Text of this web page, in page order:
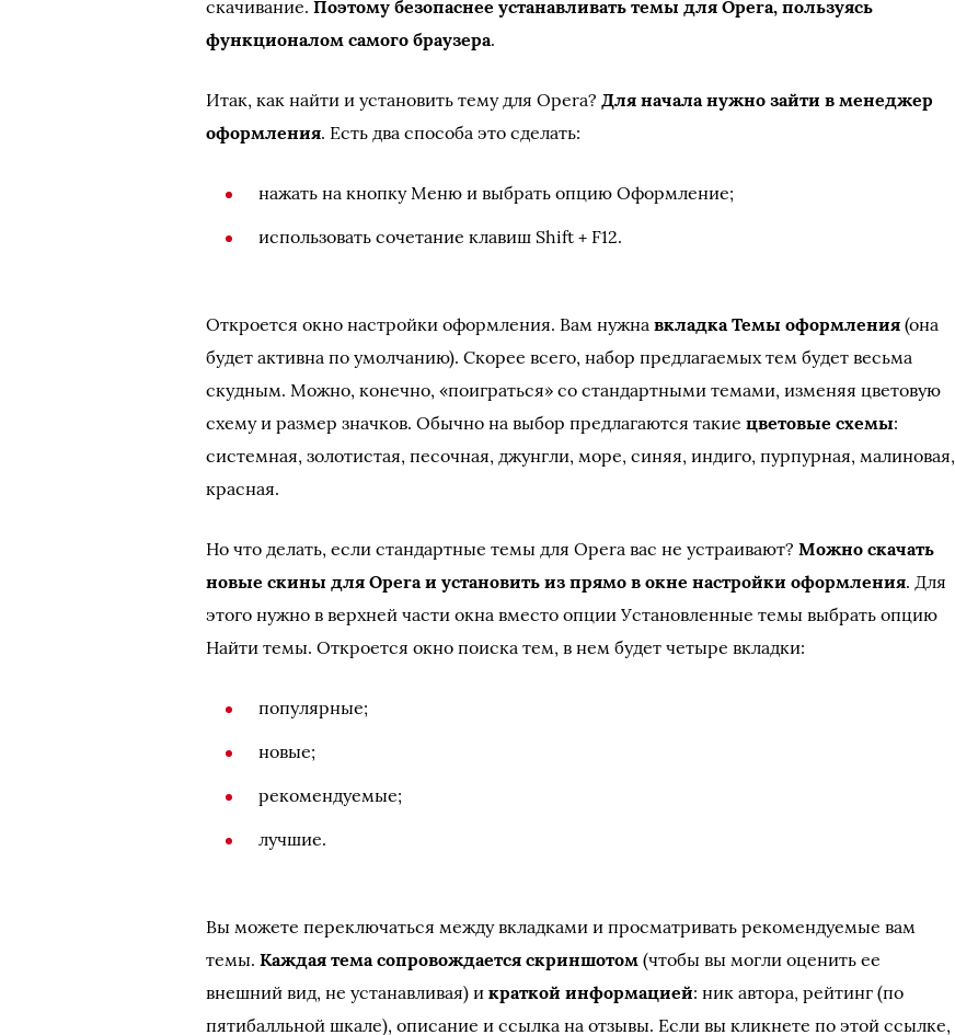
скачивание.Поэтому безопаснее устанавливать темы для Opera, пользуясь
функционалом самого браузера.
Итак, как найти и установить тему для Opera?Для начала нужно зайти в менеджер
оформления. Есть два способа это сделать:
нажать на кнопку Меню и выбрать опцию Оформление;
использовать сочетание клавиш Shift + F12.
Откроется окно настройки оформления. Вам нужнавкладка Темы оформления (она
будет активна по умолчанию). Скорее всего, набор предлагаемых тем будет весьма
скудным. Можно, конечно, «поиграться» со стандартными темами, изменяя цветовую
схему и размер значков. Обычно на выбор предлагаются такиецветовые схемы:
системная, золотистая, песочная, джунгли, море, синяя, индиго, пурпурная, малиновая,
красная.
Но что делать, если стандартные темы для Opera вас не устраивают?Можно скачать
новые скины для Opera и установить из прямо в окне настройки оформления. Для
этого нужно в верхней части окна вместо опции Установленные темы выбрать опцию
Найти темы. Откроется окно поиска тем, в нем будет четыре вкладки:
популярные;
новые;
рекомендуемые;
лучшие.
Вы можете переключаться между вкладками и просматривать рекомендуемые вам
темы.Каждая тема сопровождается скриншотом (чтобы вы могли оценить ее
внешний вид, не устанавливая) икраткой информацией: ник автора, рейтинг (по
пятибалльной шкале), описание и ссылка на отзывы. Если вы кликнете по этой ссылке,